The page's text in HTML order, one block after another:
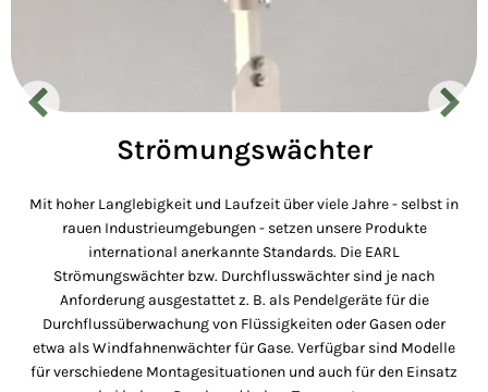
Strömungswächter
Mit hoher Langlebigkeit und Laufzeit über viele Jahre - selbst in
rauen Industrieumgebungen - setzen unsere Produkte
international anerkannte Standards. Die EARL
Strömungswächter bzw. Durchflusswächter sind je nach
Anforderung ausgestattet z. B. als Pendelgeräte für die
Durchflussüberwachung von Flüssigkeiten oder Gasen oder
etwa als Windfahnenwächter für Gase. Verfügbar sind Modelle
für verschiedene Montagesituationen und auch für den Einsatz
Druck, Temperatur- und
Feuchtemessung
Für kleine und kleinste Drücke und Differenzdrücke fertigen wir
seit fast 100 Jahren U-Rohr-Manometer und Schrägrohr-
Manometer. Im Ofenbau und in der Lüftungstechnik werden
unsere Flüssigkeitsmanometer als kostengünstige und
einfache Anzeiger eingesetzt. Sonderausführungen mit
Kontakten sind ebenfalls lieferbar.